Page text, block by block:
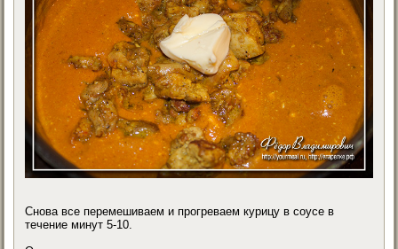
Снова все перемешиваем и прогреваем курицу в соусе в
течение минут 5-10.